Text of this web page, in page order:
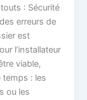
: Sécurité
erreurs de
est
l’installateur
viable,
temps : les
ou les